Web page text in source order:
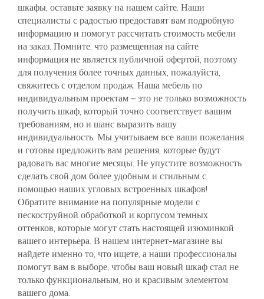
шкафы, оставьте заявку на нашем сайте. Наши
специалисты с радостью предоставят вам подробную
информацию и помогут рассчитать стоимость мебели
на заказ. Помните, что размещенная на сайте
информация не является публичной офертой, поэтому
для получения более точных данных, пожалуйста,
свяжитесь с отделом продаж. Наша мебель по
индивидуальным проектам – это не только возможность
получить шкаф, который точно соответствует вашим
требованиям, но и шанс выразить вашу
индивидуальность. Мы учитываем все ваши пожелания
и готовы предложить вам решения, которые будут
радовать вас многие месяцы. Не упустите возможность
сделать свой дом более удобным и стильным с
помощью наших угловых встроенных шкафов!
Обратите внимание на популярные модели с
пескоструйной обработкой и корпусом темных
оттенков, которые могут стать настоящей изюминкой
вашего интерьера. В нашем интернет-магазине вы
найдете именно то, что ищете, а наши профессионалы
помогут вам в выборе, чтобы ваш новый шкаф стал не
только функциональным, но и красивым элементом
вашего дома.